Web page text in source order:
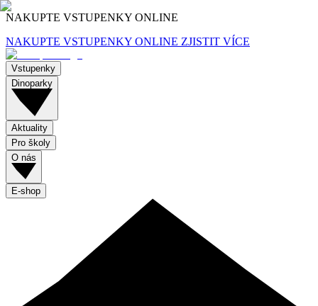
NAKUPTE VSTUPENKY ONLINE
NAKUPTE VSTUPENKY ONLINE ZJISTIT VÍCE
Vstupenky
Dinoparky
Aktuality
Pro školy
O nás
E-shop